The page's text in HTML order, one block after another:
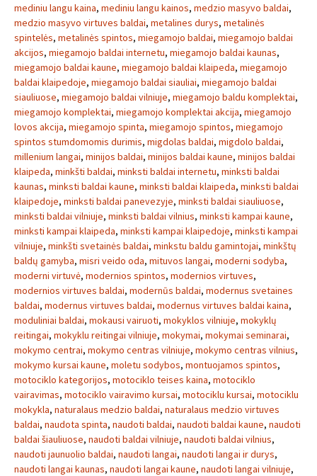
mediniu langu kaina, mediniu langu kainos, medzio masyvo baldai,
medzio masyvo virtuves baldai, metalines durys, metalinės
spintelės, metalinės spintos, miegamojo baldai, miegamojo baldai
akcijos, miegamojo baldai internetu, miegamojo baldai kaunas,
miegamojo baldai kaune, miegamojo baldai klaipeda, miegamojo
baldai klaipedoje, miegamojo baldai siauliai, miegamojo baldai
siauliuose, miegamojo baldai vilniuje, miegamojo baldu komplektai,
miegamojo komplektai, miegamojo komplektai akcija, miegamojo
lovos akcija, miegamojo spinta, miegamojo spintos, miegamojo
spintos stumdomomis durimis, migdolas baldai, migdolo baldai,
millenium langai, minijos baldai, minijos baldai kaune, minijos baldai
klaipeda, minkšti baldai, minksti baldai internetu, minksti baldai
kaunas, minksti baldai kaune, minksti baldai klaipeda, minksti baldai
klaipedoje, minksti baldai panevezyje, minksti baldai siauliuose,
minksti baldai vilniuje, minksti baldai vilnius, minksti kampai kaune,
minksti kampai klaipeda, minksti kampai klaipedoje, minksti kampai
vilniuje, minkšti svetainės baldai, minkstu baldu gamintojai, minkštų
baldų gamyba, misri veido oda, mituvos langai, moderni sodyba,
moderni virtuvė, modernios spintos, modernios virtuves,
modernios virtuves baldai, modernūs baldai, modernus svetaines
baldai, modernus virtuves baldai, modernus virtuves baldai kaina,
moduliniai baldai, mokausi vairuoti, mokyklos vilniuje, mokyklų
reitingai, mokyklu reitingai vilniuje, mokymai, mokymai seminarai,
mokymo centrai, mokymo centras vilniuje, mokymo centras vilnius,
mokymo kursai kaune, moletu sodybos, montuojamos spintos,
motociklo kategorijos, motociklo teises kaina, motociklo
vairavimas, motociklo vairavimo kursai, motociklu kursai, motociklu
mokykla, naturalaus medzio baldai, naturalaus medzio virtuves
baldai, naudota spinta, naudoti baldai, naudoti baldai kaune, naudoti
baldai šiauliuose, naudoti baldai vilniuje, naudoti baldai vilnius,
naudoti jaunuolio baldai, naudoti langai, naudoti langai ir durys,
naudoti langai kaunas, naudoti langai kaune, naudoti langai vilniuje,